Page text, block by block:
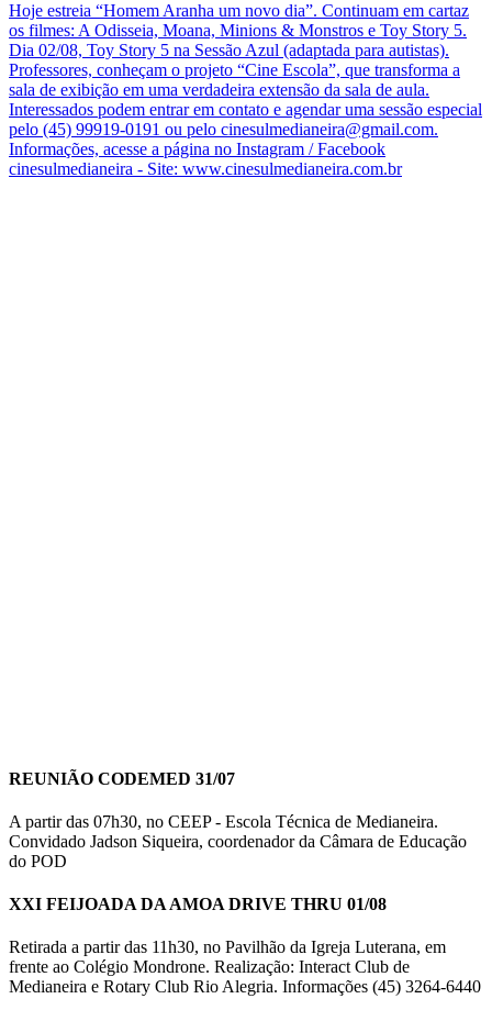
Hoje estreia “Homem Aranha um novo dia”. Continuam em cartaz
os filmes: A Odisseia, Moana, Minions & Monstros e Toy Story 5.
Dia 02/08, Toy Story 5 na Sessão Azul (adaptada para autistas).
Professores, conheçam o projeto “Cine Escola”, que transforma a
sala de exibição em uma verdadeira extensão da sala de aula.
Interessados podem entrar em contato e agendar uma sessão especial
pelo (45) 99919-0191 ou pelo cinesulmedianeira@gmail.com.
Informações, acesse a página no Instagram / Facebook
cinesulmedianeira - Site: www.cinesulmedianeira.com.br
REUNIÃO CODEMED 31/07
A partir das 07h30, no CEEP - Escola Técnica de Medianeira.
Convidado Jadson Siqueira, coordenador da Câmara de Educação
do POD
XXI FEIJOADA DA AMOA DRIVE THRU 01/08
Retirada a partir das 11h30, no Pavilhão da Igreja Luterana, em
frente ao Colégio Mondrone. Realização: Interact Club de
Medianeira e Rotary Club Rio Alegria. Informações (45) 3264-6440